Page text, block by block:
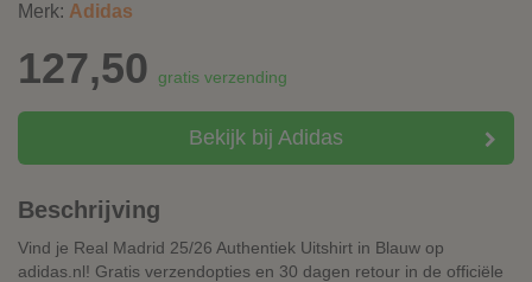
Merk: Adidas
127,50 gratis verzending
Bekijk bij Adidas
Beschrijving
Vind je Real Madrid 25/26 Authentiek Uitshirt in Blauw op
adidas.nl! Gratis verzendopties en 30 dagen retour in de officiële